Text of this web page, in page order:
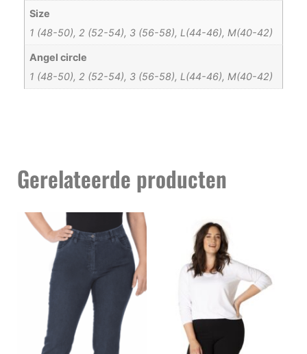
Size
1 (48-50), 2 (52-54), 3 (56-58), L(44-46), M(40-42)
Angel circle
1 (48-50), 2 (52-54), 3 (56-58), L(44-46), M(40-42)
Gerelateerde producten